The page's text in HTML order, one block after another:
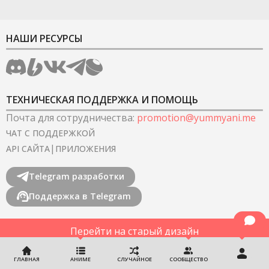
ГЛАВНАЯ АНИМЕ СЛУЧАЙНОЕ СООБЩЕСТВО
НАШИ РЕСУРСЫ
ТЕХНИЧЕСКАЯ ПОДДЕРЖКА И ПОМОЩЬ
Почта для сотрудничества: promotion@yummyani.me
ЧАТ С ПОДДЕРЖКОЙ
API САЙТА| ПРИЛОЖЕНИЯ
Telegram разработки
Поддержка в Telegram
Перейти на старый дизайн
©2022-2026YummyAnime.Все права защищены